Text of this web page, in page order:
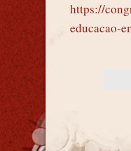
https://
educacao-